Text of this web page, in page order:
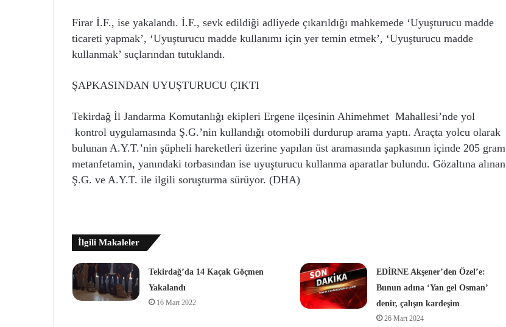
Firar İ.F., ise yakalandı. İ.F., sevk edildiği adliyede çıkarıldığı mahkemede ‘Uyuşturucu madde
ticareti yapmak’, ‘Uyuşturucu madde kullanımı için yer temin etmek’, ‘Uyuşturucu madde
kullanmak’ suçlarından tutuklandı.
ŞAPKASINDAN UYUŞTURUCU ÇIKTI
Tekirdağ İl Jandarma Komutanlığı ekipleri Ergene ilçesinin Ahimehmet Mahallesi’nde yol
kontrol uygulamasında Ş.G.’nin kullandığı otomobili durdurup arama yaptı. Araçta yolcu olarak
bulunan A.Y.T.’nin şüpheli hareketleri üzerine yapılan üst aramasında şapkasının içinde 205 gram
metanfetamin, yanındaki torbasından ise uyuşturucu kullanma aparatlar bulundu. Gözaltına alınan
Ş.G. ve A.Y.T. ile ilgili soruşturma sürüyor. (DHA)
İlgili Makaleler
Tekirdağ’da 14 Kaçak Göçmen
Yakalandı
16 Mart 2022
EDİRNE Akşener’den Özel’e:
Bunun adına ‘Yan gel Osman’
denir, çalışın kardeşim
26 Mart 2024